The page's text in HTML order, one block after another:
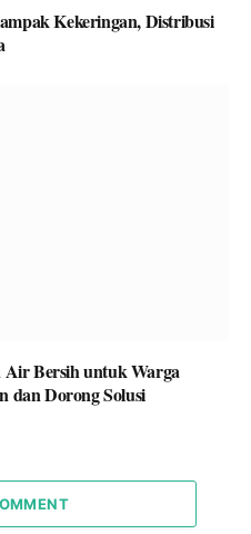
Kekeringan, Distribusi
Bersih untuk Warga
dan Dorong Solusi